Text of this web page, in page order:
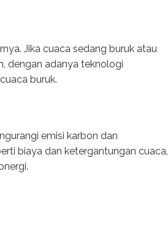
Jika cuaca sedang buruk atau
dengan adanya teknologi
buruk.
emisi karbon dan
biaya dan ketergantungan cuaca,